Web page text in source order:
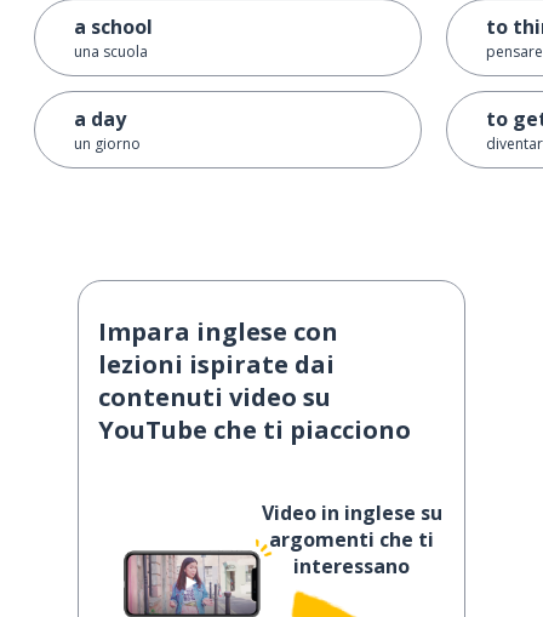
a school
una scuola
a day
un giorno
to
pensare
to
Impara inglese con
lezioni ispirate dai
contenuti video su
YouTube che ti piacciono
Video in inglese su
argomenti che ti
interessano